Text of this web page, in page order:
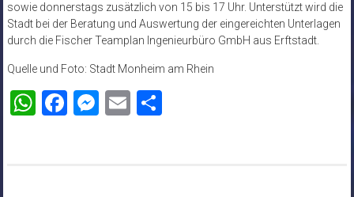
sowie donnerstags zusätzlich von 15 bis 17 Uhr. Unterstützt wird die
Stadt bei der Beratung und Auswertung der eingereichten Unterlagen
durch die Fischer Teamplan Ingenieurbüro GmbH aus Erftstadt.
Quelle und Foto: Stadt Monheim am Rhein
WhatsApp
Facebook
Messenger
EmailTeilen